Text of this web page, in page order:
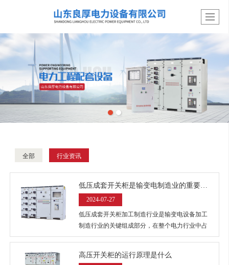
全部 行业资讯
低压成套开关柜是输变电制造业的重要部分
2024-07-27
低压成套开关柜加工制造行业是输变电设备加工
制造行业的关键组成部分，在整个电力行业中占
有关键影响。
高压开关柜的运行原理是什么